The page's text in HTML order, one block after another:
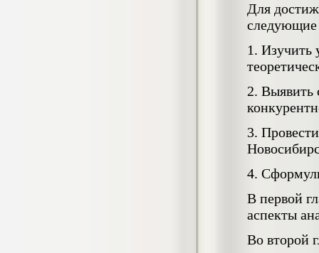
Для
следующие
1. Изучить
2. Выявить
3.
4.
В первой
аспекты
Во второй